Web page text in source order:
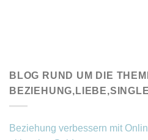
BLOG RUND UM DIE
Beziehung verbessern mit